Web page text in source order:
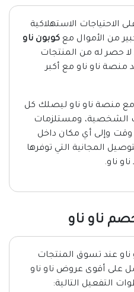
الاحتياجات الاستهلاكية
من الأموال مع كوبون ناو
على عدد لا حصر له من المنتجات
منصة ناو ناو مع أكبر
مع منصة ناو ناو ليصلك كل
الشخصية، ومستلزمات
وقت وإلى أي مكان داخل
المجانية التي توفرها
ناو.
ناو ناو
عند تسوق المنتجات
على أقوى عروض ناو ناو
التفعيل التالية: